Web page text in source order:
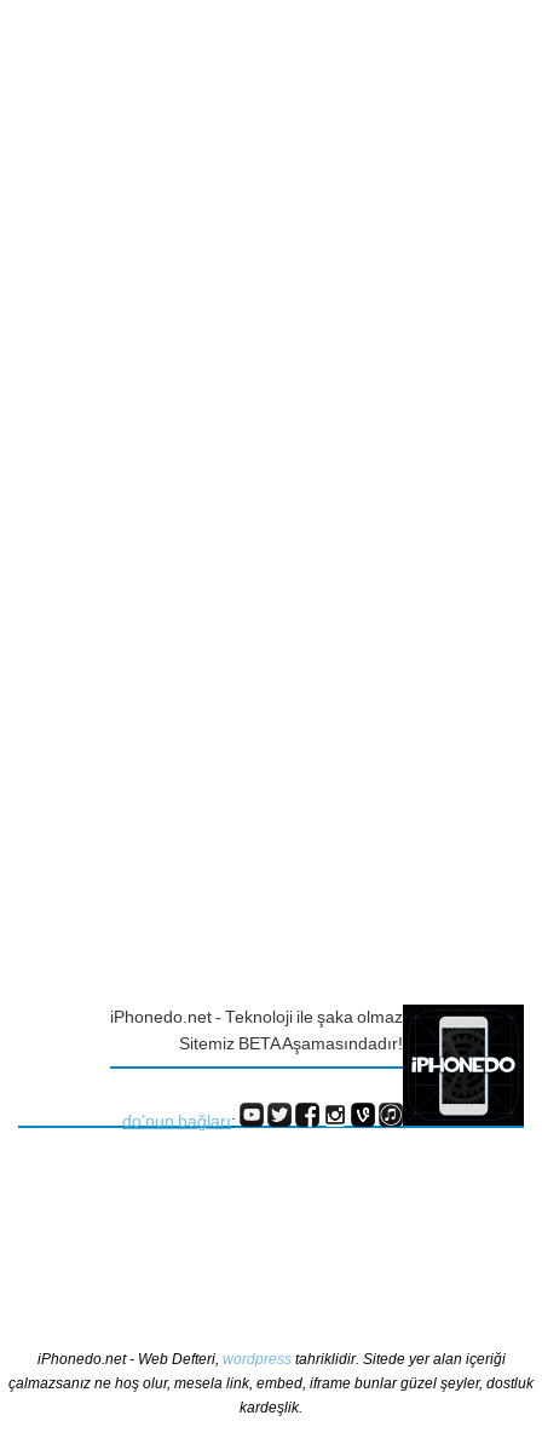
iPhonedo.net - Teknoloji ile şaka olmaz
Sitemiz BETA Aşamasındadır!
do'nun bağları:
iPhonedo.net - Web Defteri, wordpresstahriklidir. Sitede yer alan içeriği
çalmazsanız ne hoş olur, mesela link, embed, iframe bunlar güzel şeyler, dostluk
kardeşlik.